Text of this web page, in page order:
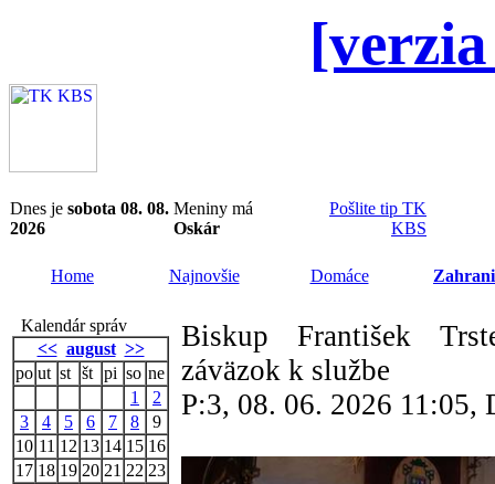
Dnes je sobota 08. 08.
2026
Meniny má
Oskár
Pošlite tip TK
KBS
Home Najnovšie Domáce
Kalendár správ
<< august >>
po ut st št pi so ne
1
2
3
4 5 6 7 8
9
10 11 12 13 14 15 16
17 18 19 20 21 22 23
Biskup František
záväzok k službe
P:3, 08. 06. 2026 11:05,